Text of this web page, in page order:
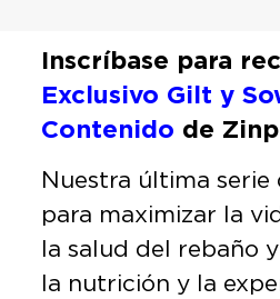
Inscríbase para
Exclusivo Gilt y
Contenido de
Nuestra última
para maximizar la
la salud del rebaño
la nutrición y la